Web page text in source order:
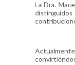
La Dra.
distinguidos